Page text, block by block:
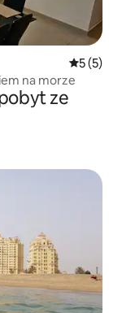
Średnia
5 (5)
na morze
ze